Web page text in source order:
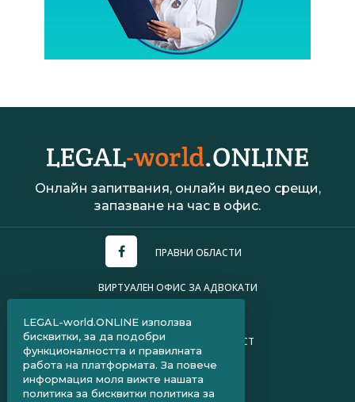
Онлайн запитвания, онлайн видео срещи,
запазване на час в офис.
ПРАВНИ ОБЛАСТИ
ВИРТУАЛЕН ОФИС ЗА АДВОКАТИ
ПОЛИТИКА ЗА ПОВЕРИТЕЛНОСТ
ЧЗВ ЗА КЛИЕНТИ
ЧЗВ ЗА АДВОКАТИ
LEGAL-world.ONLINE използва
бисквитки, за да подобри
функционалността и правилната
работа на платформата. За повече
информация моля вижте нашата
политика за бисквитки политика за